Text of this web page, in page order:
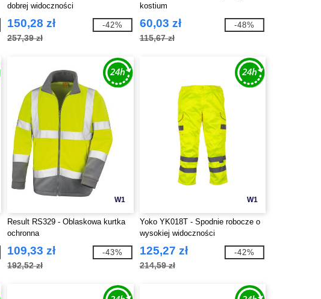
dobrej widoczności
150,28 zł
257,39 zł
-42%
kostium
60,03 zł
115,67 zł
-48%
W1
Result RS329 - Oblaskowa kurtka
ochronna
109,33 zł
192,52 zł
-43%
W1
Yoko YK018T - Spodnie robocze o
wysokiej widoczności
125,27 zł
214,59 zł
-42%